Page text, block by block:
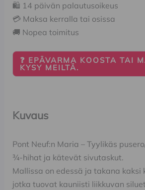
🛍️ 14 päivän palautusoikeus
💳 Maksa kerralla tai osissa
🚚 Nopea toimitus
❓ EPÄVARMA KOOSTA TAI
KYSY MEILTÄ.
Kuvaus
Pont Neuf:n Maria – Tyylikäs
¾-hihat ja kätevät sivutaskut.
Mallissa on edessä ja takana kaksi
jotka tuovat kauniisti liikkuvan